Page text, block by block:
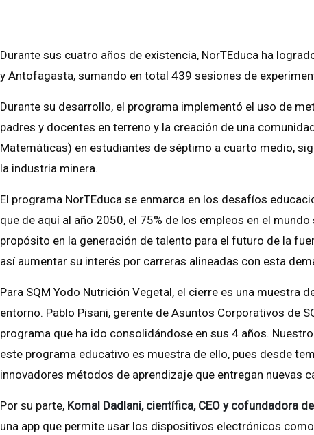
Durante sus cuatro años de existencia, NorTEduca ha
y Antofagasta, sumando en total 439 sesiones de
Durante su desarrollo, el programa implementó el uso de
padres y docentes en terreno y la creación de una
Matemáticas) en estudiantes de séptimo a cuarto medio,
la industria minera.
El programa NorTEduca se enmarca en los desafíos
que de aquí al año 2050, el 75% de los empleos en el
propósito en la generación de talento para el futuro de la
así aumentar su interés por carreras alineadas con esta
Para SQM Yodo Nutrición Vegetal, el cierre es una
entorno. Pablo Pisani, gerente de Asuntos Corporativos de
programa que ha ido consolidándose en sus 4 años.
este programa educativo es muestra de ello, pues desde
innovadores métodos de aprendizaje que entregan nuevas
Por su parte, Komal Dadlani, científica, CEO y cofundadora
una app que permite usar los dispositivos electrónicos